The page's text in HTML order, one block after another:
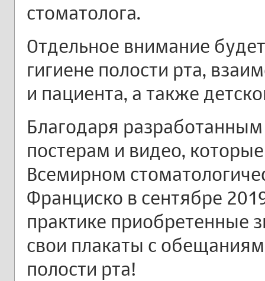
стоматолога.
Отдельное внимание
гигиене полости рта,
и пациента, а также
Благодаря
постерам и видео,
Всемирном
Франциско в сентябре
практике приобретенные
свои плакаты с
полости рта!